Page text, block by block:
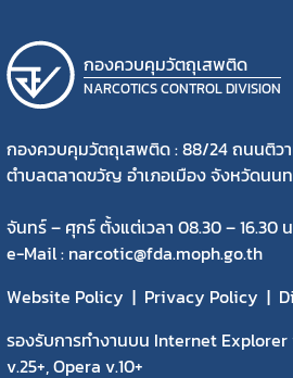
กองควบคุมวัตถุเสพติด
NARCOTICS CONTROL DIVISION
กองควบคุมวัตถุเสพติด : 88/24 ถนนติว
ตำบลตลาดขวัญ อำเภอเมือง จังหวัดนน
จันทร์ – ศุกร์ ตั้งแต่เวลา 08.30 – 16.30
e-Mail : narcotic@fda.moph.go.th
Website Policy
Privacy Policy
รองรับการทำงานบน Internet
v.25+, Opera v.10+